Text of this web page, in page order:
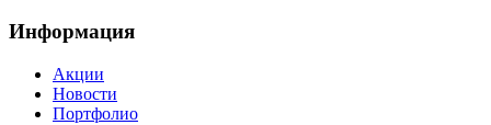
Информация
Акции
Новости
Портфолио